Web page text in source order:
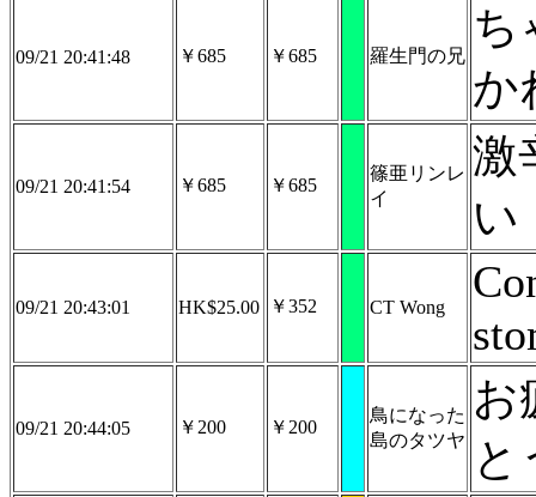
09/21 20:41:48 ￥685 ￥685 羅生門の兄
ち
か
09/21 20:41:54 ￥685 ￥685
篠亜リンレ
イ
激
い
09/21 20:43:01 HK$25.00 ￥352 CT Wong
09/21 20:44:05 ￥200 ￥200
鳥になった
島のタツヤ
お
と